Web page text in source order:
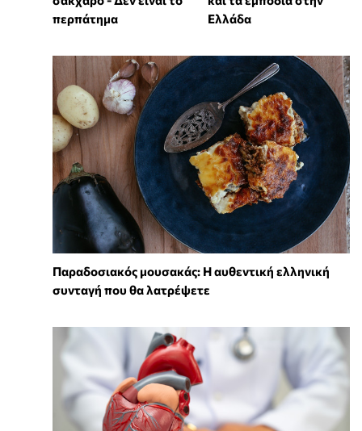
περπάτημα
Ελλάδα
Παραδοσιακός μουσακάς: Η αυθεντική ελληνική
συνταγή που θα λατρέψετε